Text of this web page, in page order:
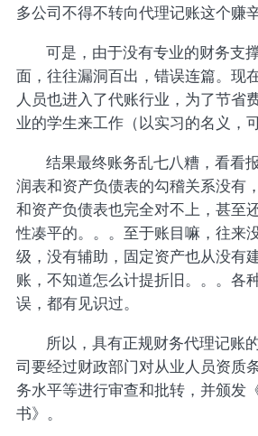
多公司不得不转向代理记账这个赚
可是，由于没有专业的财务支
面，往往漏洞百出，错误连篇。现
人员也进入了代账行业，为了节省
业的学生来工作（以实习的名义，
结果最终账务乱七八糟，看看
润表和资产负债表的勾稽关系没有
和资产负债表也完全对不上，甚至
性凑平的。。。至于账目嘛，往来
级，没有辅助，固定资产也从没有
账，不知道怎么计提折旧。。。各
误，都有见识过。
所以，具有正规财务代理记账
司要经过财政部门对从业人员资质
务水平等进行审查和批转，并颁发
书》。